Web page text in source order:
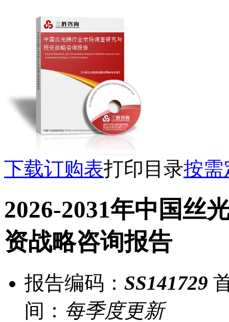
下载订购表打印目录按需
2026-2031年中国丝
资战略咨询报告
报告编码： SS141729
间： 每季度更新